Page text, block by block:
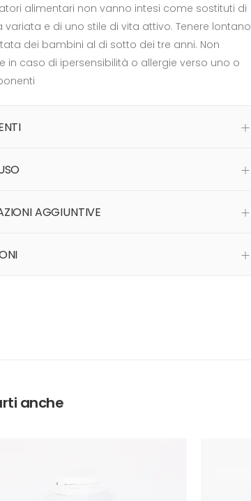
alimentari non vanno intesi come sostituti di
variata e di uno stile di vita attivo. Tenere lontano
dei bambini al di sotto dei tre anni. Non
in caso di ipersensibilità o allergie verso uno o
AGGIUNTIVE
anche